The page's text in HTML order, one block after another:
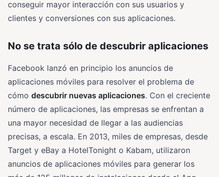
conseguir mayor interacción con sus usuarios y
clientes y conversiones con sus aplicaciones.
No se trata sólo de descubrir aplicaciones
Facebook lanzó en principio los anuncios de
aplicaciones móviles para resolver el problema de
cómo descubrir nuevas aplicaciones. Con el creciente
número de aplicaciones, las empresas se enfrentan a
una mayor necesidad de llegar a las audiencias
precisas, a escala. En 2013, miles de empresas, desde
Target y eBay a HotelTonight o Kabam, utilizaron
anuncios de aplicaciones móviles para generar los